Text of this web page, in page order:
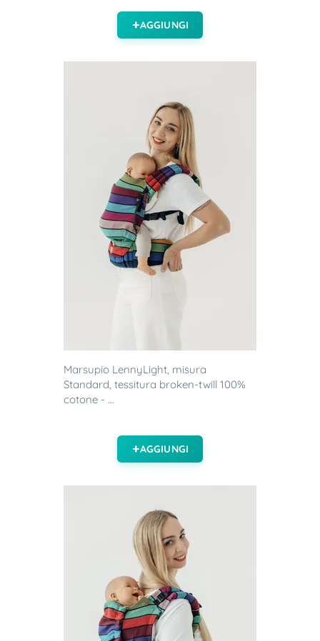
AGGIUNGI
Marsupio LennyLight, misura
Standard, tessitura broken-twill 100%
cotone - ...
AGGIUNGI